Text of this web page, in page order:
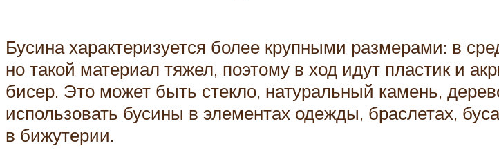
Бусина характеризуется более крупными размерами: в
но такой материал тяжел, поэтому в ход идут пластик и
бисер. Это может быть стекло, натуральный камень,
использовать бусины в элементах одежды, браслетах,
в бижутерии.